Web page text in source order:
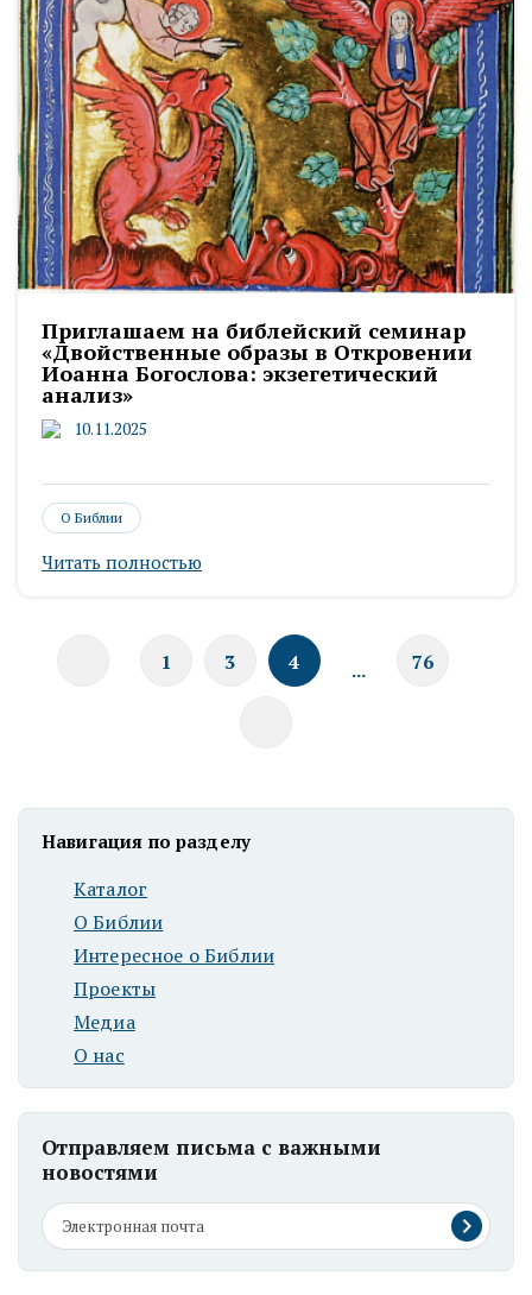
Приглашаем на библейский семинар
«Двойственные образы в Откровении
Иоанна Богослова: экзегетический
анализ»
10.11.2025
О Библии
Читать полностью
1 3 4 ... 76
Навигация по разделу
Каталог
О Библии
Интересное о Библии
Проекты
Медиа
О нас
Отправляем письма с важными
новостями